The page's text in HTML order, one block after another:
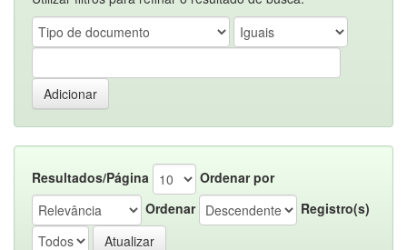
Resultados/Página
Ordenar por
Ordenar
Registro(s)